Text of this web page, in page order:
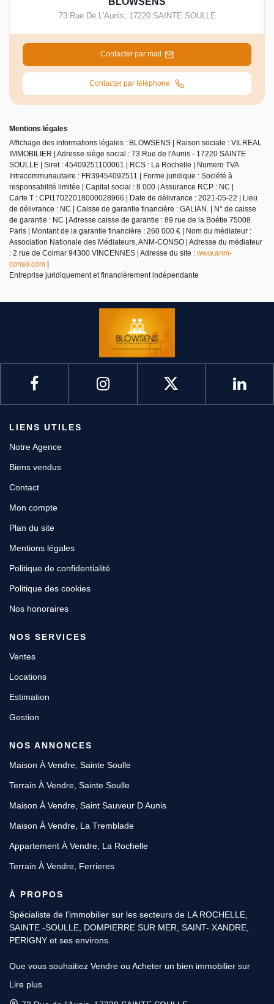
73 Rue De L'Aunis, 17220 SAINTE SOULLE
Contacter par mail
Contacter par téléphone
Mentions légales
Affichage des informations légales : BLOWSENS | Raison sociale : VILREAL
IMMOBILIER | Adresse siège social : 73 Rue de l'Aunis - 17220 SAINTE
SOULLE | Siret : 45409251100061 | RCS : La Rochelle | Numero TVA
Intracommunautaire : FR39454092511 | Forme juridique : Société à
responsabilité limitée | Capital social : 8 000 | Assurance RCP : NC |
Carte T : CPI17022018000028966 | Date de délivrance : 2021-05-22 | Lieu
de délivrance : NC | Caisse de garantie financière : GALIAN. | N° de caisse
de garantie : NC | Adresse caisse de garantie : 89 rue de la Boétie 75008
Paris | Montant de la garantie financière : 260 000 € | Nom du médiateur :
Association Nationale des Médiateurs, ANM-CONSO | Adresse du médiateur
: 2 rue de Colmar 94300 VINCENNES | Adresse du site : www.anm-
conso.com
Entreprise juridiquement et financièrement indépendante
LIENS UTILES
Notre Agence
Biens vendus
Contact
Mon compte
Plan du site
Mentions légales
Politique de confidentialité
Politique des cookies
Nos honoraires
NOS SERVICES
Ventes
Locations
Estimation
Gestion
NOS ANNONCES
Maison À Vendre, Sainte Soulle
Terrain À Vendre, Sainte Soulle
Maison À Vendre, Saint Sauveur D Aunis
Maison À Vendre, La Tremblade
Appartement À Vendre, La Rochelle
Terrain À Vendre, Ferrieres
À PROPOS
Spécialiste de l'immobilier sur les secteurs de LA ROCHELLE,
SAINTE -SOULLE, DOMPIERRE SUR MER, SAINT- XANDRE,
PERIGNY et ses environs.
Que vous souhaitiez Vendre ou Acheter un bien immobilier sur
ROCHELLE. Avec plus de 10 ans d’expérience, les Conseillers
Lire plus